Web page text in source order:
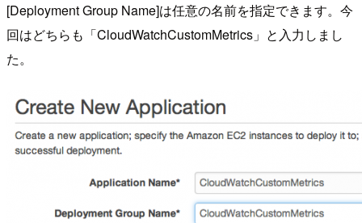
[Deployment Group Name]は任意の名前を指定できます。今
回はどちらも「CloudWatchCustomMetrics」と入力しまし
た。